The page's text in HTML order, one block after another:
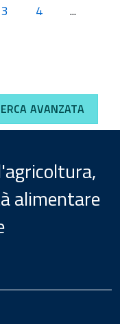
3 4 ...
AVANZATA
alimentare